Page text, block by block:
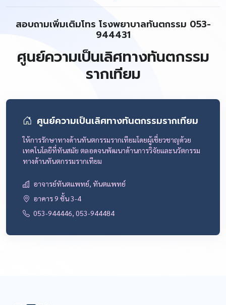
สอบถามเพิ่มเติมโทร โรงพยาบาลทันตกรรม 053-
944431
ศูนย์ความเป็นเลิศทางทันตกรรม
รากเทียม
ศูนย์ความเป็นเลิศทางทันตกรรมรากเทียม
ให้การรักษาทางด้านทันตกรรมรากเทียมโดยผู้เชี่ยวชาญด้วย
เทคโนโลยีที่ทันสมัย ตลอดจนพัฒนาด้านการวิจัยและนวัตกรรม
ทางด้านทันตกรรมรากเทียม
อาจารย์ทันตแพทย์, ทันตแพทย์
อาคาร 9 ชั้น 3-4
053-944446, 053-944484